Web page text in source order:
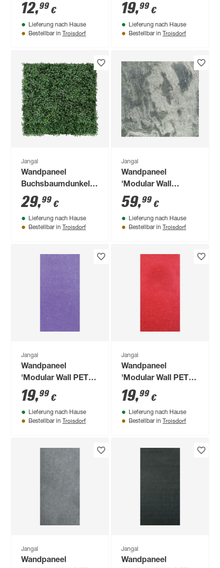
11200A' rot 52 x 52
cm
12,99 €
Lieferung nach Hause
Bestellbar in Troisdorf
11204B' 52 x 104 cm
19,99 €
Lieferung nach Hause
Bestellbar in Troisdorf
Jangal
Wandpaneel
Buchsbaumdunkelgrün
52 x 52 cm
29,99 €
Lieferung nach Hause
Bestellbar in Troisdorf
Jangal
Wandpaneel
'Modular Wall
11303A Diamond
Slate Stone' grau 52
x 52 cm
59,99 €
Lieferung nach Hause
Bestellbar in Troisdorf
Jangal
Wandpaneel
'Modular Wall PET
11201B' 52 x 104 cm
19,99 €
Lieferung nach Hause
Bestellbar in Troisdorf
Jangal
Wandpaneel
'Modular Wall PET
11200B' 52 x 104 cm
19,99 €
Lieferung nach Hause
Bestellbar in Troisdorf
Jangal
Wandpaneel
Jangal
Wandpaneel